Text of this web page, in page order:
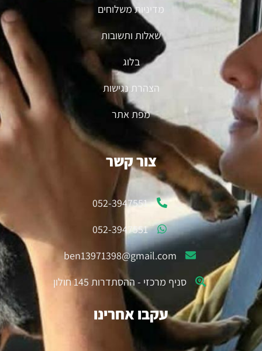
צור קשר
052-3947551
052-3947551
ben13971398@gmail.com
סניף מרכזי - ההסתדרות 145 חולון
עקבו אחרינו
מדיניות משלוחים
שאלות ותשובות
בלוג
הצהרת נגישות
מפת אתר